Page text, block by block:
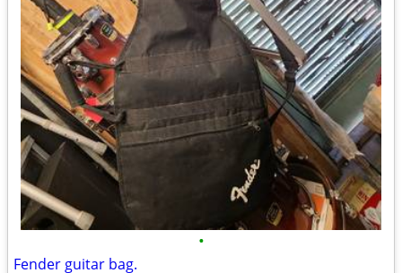
•
Fender guitar bag.